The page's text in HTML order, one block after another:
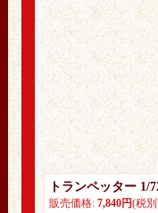
トランペッター 1/
販売価格: 7,840円(税